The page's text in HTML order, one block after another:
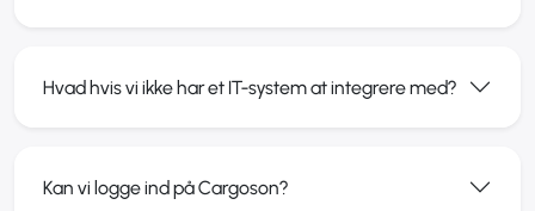
Hvad hvis vi ikke har et IT-system at integrere med?
Kan vi logge ind på Cargoson?